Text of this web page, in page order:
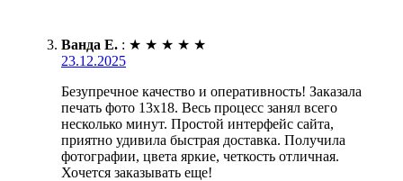
Ванда Е. : ★ ★ ★ ★ ★
23.12.2025
Безупречное качество и оперативность! Заказала
печать фото 13х18. Весь процесс занял всего
несколько минут. Простой интерфейс сайта,
приятно удивила быстрая доставка. Получила
фотографии, цвета яркие, четкость отличная.
Хочется заказывать еще!